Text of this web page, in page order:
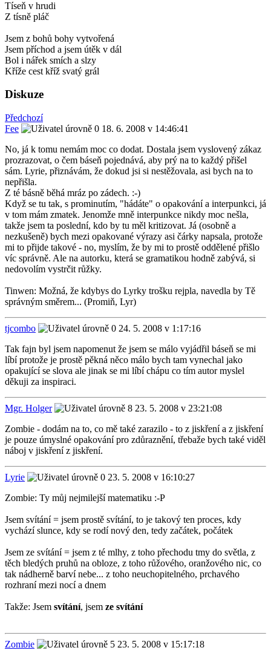
Tíseň v hrudi
Z tísně pláč
Jsem z bohů bohy vytvořená
Jsem příchod a jsem útěk v dál
Bol i nářek smích a slzy
Kříže cest kříž svatý grál
Diskuze
Předchozí
Fee
18. 6. 2008 v 14:46:41
No, já k tomu nemám moc co dodat. Dostala jsem vyslovený zákaz
prozrazovat, o čem báseň pojednává, aby prý na to každý přišel
sám. Lyrie, přiznávám, že dokud jsi si nestěžovala, asi bych na to
nepřišla.
Z té básně běhá mráz po zádech. :-)
Když se tu tak, s prominutím, "hádáte" o opakování a interpunkci, já
v tom mám zmatek. Jenomže mně interpunkce nikdy moc nešla,
takže jsem ta poslední, kdo by tu měl kritizovat. Já (osobně a
nezkušeně) bych mezi opakované výrazy asi čárky napsala, protože
mi to přijde takové - no, myslím, že by mi to prostě oddělené přišlo
víc správně. Ale na autorku, která se gramatikou hodně zabývá, si
nedovolím vystrčit růžky.
Tinwen: Možná, že kdybys do Lyrky trošku rejpla, navedla by Tě
správným směrem... (Promiň, Lyr)
tjcombo
24. 5. 2008 v 1:17:16
Tak fajn byl jsem napomenut že jsem se málo vyjádřil báseň se mi
líbí protože je prostě pěkná něco málo bych tam vynechal jako
opakující se slova ale jinak se mi líbí chápu co tím autor myslel
děkuji za inspiraci.
Mgr. Holger
23. 5. 2008 v 23:21:08
Zombie - dodám na to, co mě také zarazilo - to z jiskření a z jiskření
je pouze úmyslné opakování pro zdůraznění, třebaže bych také viděl
náboj v jiskření z jiskření.
Lyrie
23. 5. 2008 v 16:10:27
Zombie: Ty můj nejmilejší matematiku :-P
Jsem svítání = jsem prostě svítání, to je takový ten proces, kdy
vychází slunce, kdy se rodí nový den, tedy začátek, počátek
Jsem ze svítání = jsem z té mlhy, z toho přechodu tmy do světla, z
těch bledých pruhů na obloze, z toho růžového, oranžového nic, co
tak nádherně barví nebe... z toho neuchopitelného, prchavého
rozhraní mezi nocí a dnem
Takže: Jsem svítání, jsem ze svítání
Zombie
23. 5. 2008 v 15:17:18